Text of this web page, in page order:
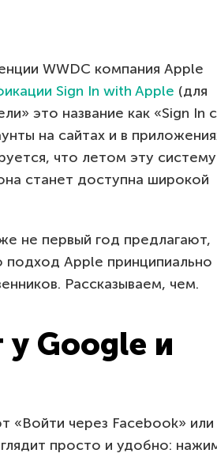
WWDC компания Apple
Sign In with Apple (для
это название как «Sign In с
на сайтах и в
что летом эту систему
станет доступна широкой
не первый год предлагают,
Apple принципиально
Рассказываем, чем.
у Google и
«Войти через Facebook» или
просто и удобно: